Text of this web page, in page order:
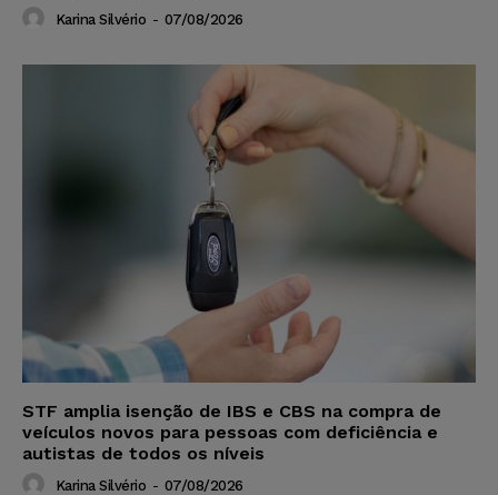
Karina Silvério - 07/08/2026
STF amplia isenção de IBS e CBS na compra de
veículos novos para pessoas com deficiência e
autistas de todos os níveis
Karina Silvério - 07/08/2026